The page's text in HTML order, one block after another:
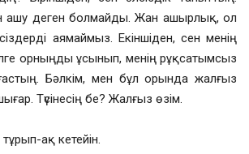
ашу деген болмайды. Жан ашырлық, ол
аямаймыз. Екіншіден, сен менің
орныңды ұсынып, менің рұқсатымсыз
Бәлкім, мен бұл орында жалғыз
Түсінесің бе? Жалғыз өзім.
ақ кетейін.